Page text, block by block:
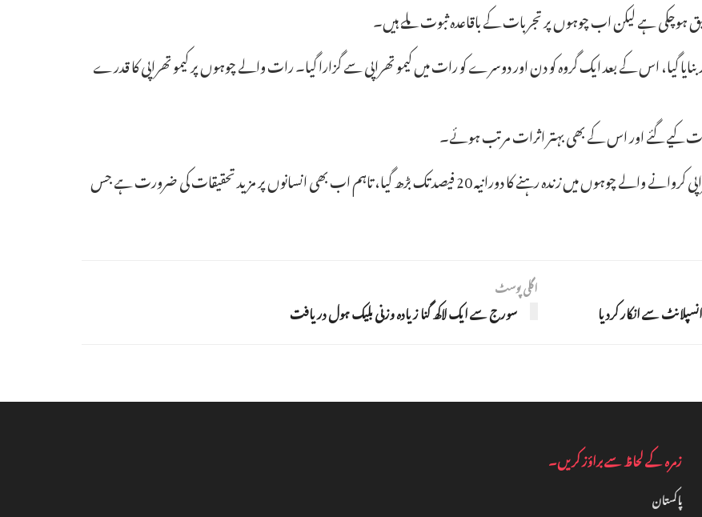
ہوچکی ہے لیکن اب چوہوں پر تجربات کے باقاعدہ ثبوت ملے ہیں۔
گیا، اس کے بعد ایک گروہ کو دن اور دوسرے کو رات میں کیمو تھراپی سے گزارا گیا۔ رات والے چوہوں پر کیمو تھراپی کا قدرے
کیے گئے اور اس کے بھی بہتر اثرات مرتب ہوئے۔
اگر اس طریقے کو مزید واضح کیا جائے تو رات کے وقت کیموتھراپی کروانے والے چوہوں میں زندہ رہنے کا دورانیہ 20 فیصد تک بڑھ گیا، تاہم اب بھی انسانوں پر مزید تحقیقات کی ضرورت ہے جس
سے انکار کردیا
اگلی پوسٹ
سورج سے ایک لاکھ گنا زیادہ وزنی بلیک ہول دریافت
زمرہ کے لحاظ سے براؤز کریں۔
پاکستان